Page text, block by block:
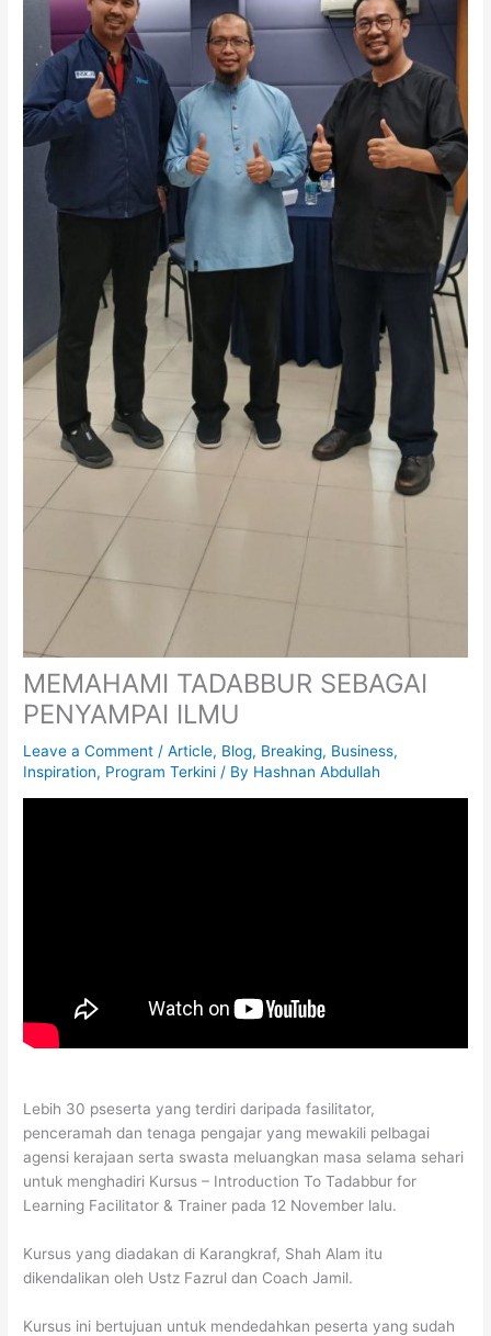
MEMAHAMI TADABBUR SEBAGAI
PENYAMPAI ILMU
Leave a Comment /Article, Blog, Breaking, Business,
Inspiration, Program Terkini / By Hashnan Abdullah
Lebih 30 pseserta yang terdiri daripada fasilitator,
penceramah dan tenaga pengajar yang mewakili pelbagai
agensi kerajaan serta swasta meluangkan masa selama sehari
untuk menghadiri Kursus – Introduction To Tadabbur for
Learning Facilitator & Trainer pada 12 November lalu.
Kursus yang diadakan di Karangkraf, Shah Alam itu
dikendalikan oleh Ustz Fazrul dan Coach Jamil.
Kursus ini bertujuan untuk mendedahkan peserta yang sudah